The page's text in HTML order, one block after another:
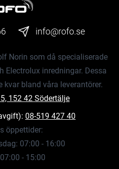
info@rofo.se
Norin som då specialiserade
Electrolux inredningar. Dessa
bland våra leverantörer.
152 42 Södertälje
08-519 427 40
öppettider:
07:00 - 16:00
- 15:00